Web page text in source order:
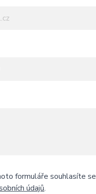
formuláře souhlasíte se
údajů.